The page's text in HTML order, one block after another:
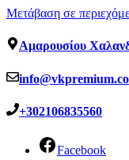
Μετάβαση σε
Αμαρουσίου
+302106835560
Facebook